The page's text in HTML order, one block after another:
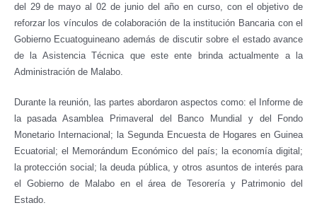
del 29 de mayo al 02 de junio del año en curso, con el objetivo de
reforzar los vínculos de colaboración de la institución Bancaria con el
Gobierno Ecuatoguineano además de discutir sobre el estado avance
de la Asistencia Técnica que este ente brinda actualmente a la
Administración de Malabo.
Durante la reunión, las partes abordaron aspectos como: el Informe de
la pasada Asamblea Primaveral del Banco Mundial y del Fondo
Monetario Internacional; la Segunda Encuesta de Hogares en Guinea
Ecuatorial; el Memorándum Económico del país; la economía digital;
la protección social; la deuda pública, y otros asuntos de interés para
el Gobierno de Malabo en el área de Tesorería y Patrimonio del
Estado.